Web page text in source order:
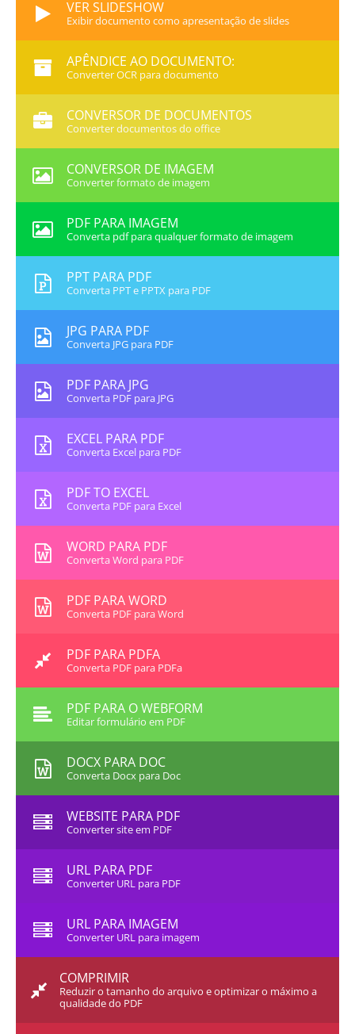
VER SLIDESHOW
Exibir documento como apresentação de slides
APÊNDICE AO DOCUMENTO:
Converter OCR para documento
CONVERSOR DE DOCUMENTOS
Converter documentos do office
CONVERSOR DE IMAGEM
Converter formato de imagem
PDF PARA IMAGEM
Converta pdf para qualquer formato de imagem
PPT PARA PDF
Converta PPT e PPTX para PDF
JPG PARA PDF
Converta JPG para PDF
PDF PARA JPG
Converta PDF para JPG
EXCEL PARA PDF
Converta Excel para PDF
PDF TO EXCEL
Converta PDF para Excel
WORD PARA PDF
Converta Word para PDF
PDF PARA WORD
Converta PDF para Word
PDF PARA PDFA
Converta PDF para PDFa
PDF PARA O WEBFORM
Editar formulário em PDF
DOCX PARA DOC
Converta Docx para Doc
WEBSITE PARA PDF
Converter site em PDF
URL PARA PDF
Converter URL para PDF
URL PARA IMAGEM
Converter URL para imagem
COMPRIMIR
Reduzir o tamanho do arquivo e optimizar o máximo a
qualidade do PDF